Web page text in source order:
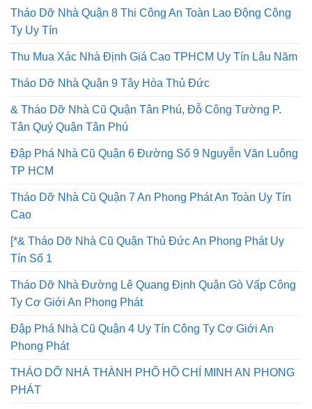
Tháo Dỡ Nhà Quận 8 Thi Công An Toàn Lao Động Công
Ty Uy Tín
Thu Mua Xác Nhà Định Giá Cao TPHCM Uy Tín Lâu Năm
Tháo Dỡ Nhà Quận 9 Tây Hòa Thủ Đức
& Tháo Dỡ Nhà Cũ Quận Tân Phú, Đỗ Công Tường P.
Tân Quý Quận Tân Phú
Đập Phá Nhà Cũ Quận 6 Đường Số 9 Nguyễn Văn Luông
TP HCM
Tháo Dỡ Nhà Cũ Quận 7 An Phong Phát An Toàn Uy Tín
Cao
[*& Tháo Dỡ Nhà Cũ Quận Thủ Đức An Phong Phát Uy
Tín Số 1
Tháo Dỡ Nhà Đường Lê Quang Định Quận Gò Vấp Công
Ty Cơ Giới An Phong Phát
Đập Phá Nhà Cũ Quận 4 Uy Tín Công Ty Cơ Giới An
Phong Phát
THÁO DỠ NHÀ THÀNH PHỐ HỒ CHÍ MINH AN PHONG
PHÁT